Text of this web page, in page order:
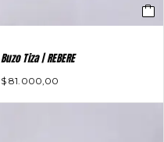
Buzo Tiza | REBERE
$ 81.000,00